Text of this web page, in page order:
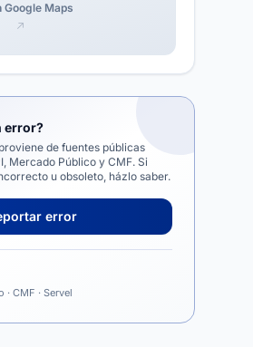
Google Maps
error?
de fuentes públicas
Mercado Público y CMF. Si
u obsoleto, házlo saber.
error
· CMF · Servel